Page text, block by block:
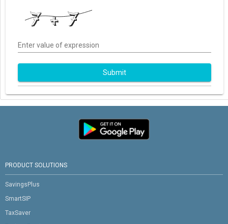
Enter value of expression
Submit
PRODUCT SOLUTIONS
SavingsPlus
SmartSIP
TaxSaver